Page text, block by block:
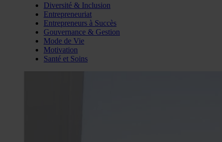
Diversité & Inclusion
Entrepreneuriat
Entrepreneurs à Succès
Gouvernance & Gestion
Mode de Vie
Motivation
Santé et Soins